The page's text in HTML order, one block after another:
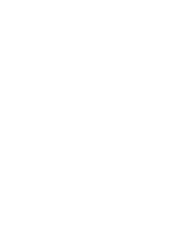
offre alcuni miglioramenti
A18 Pro più veloce ed
differenza. Inoltre, lo schermo
rendono l'iPhone 16 Pro
Ad esempio, è possibile
monitorare e ottimizzare la
per passare dall'ascolto della
facilità.